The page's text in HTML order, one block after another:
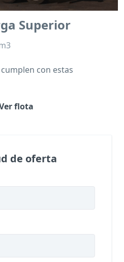
Superior
con estas
flota
de oferta